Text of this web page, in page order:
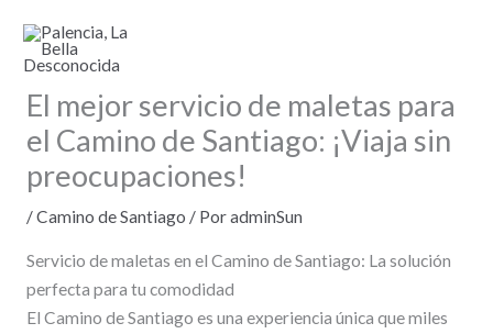
contenido
El mejor servicio de maletas para
el Camino de Santiago: ¡Viaja sin
preocupaciones!
/Camino de Santiago / PoradminSun
Servicio de maletas en el Camino de Santiago: La solución
perfecta para tu comodidad
El Camino de Santiago es una experiencia única que miles